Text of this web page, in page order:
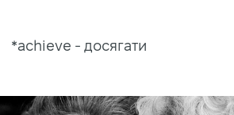
*achieve - досягати